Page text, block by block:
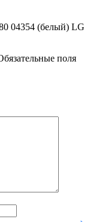
04354 (белый) LG
поля